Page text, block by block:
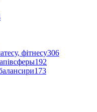
фітнесу306
192
173